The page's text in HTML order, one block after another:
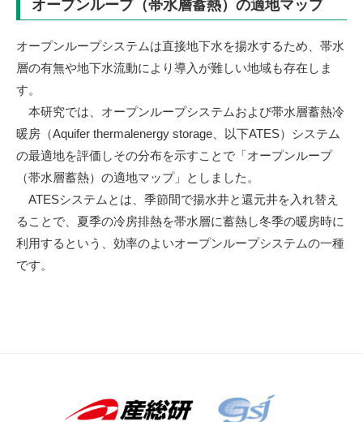
オープンループ（帯水層蓄熱）の適地マップ
オープンループシステムは直接地下水を揚水するため、帯水
層の有無や地下水流動により導入が難しい地域も存在しま
す。
本研究では、オープンループシステムおよび帯水層蓄熱冷
暖房（Aquifer thermalenergy storage、以下ATES）システム
の最適地を評価しその分布を示すことで「オープンループ
（帯水層蓄熱）の適地マップ」としました。
ATESシステムとは、季節間で揚水井と還元井を入れ替え
ることで、夏季の冷房排熱を帯水層に蓄熱し冬季の暖房時に
利用するという、効率のよいオープンループシステムの一種
です。